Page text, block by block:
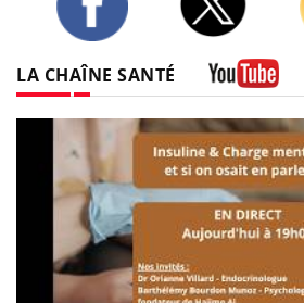
LA CHAÎNE SANTÉ